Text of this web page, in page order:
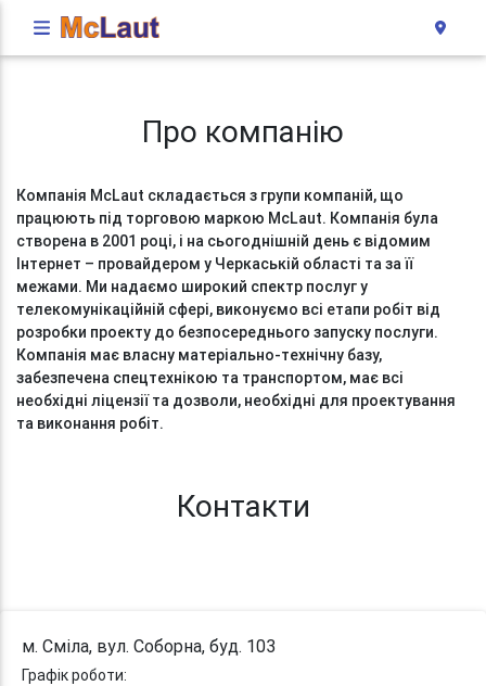
Про компанію
Компанія McLaut складається з групи компаній, що
працюють під торговою маркою McLaut. Компанія була
створена в 2001 році, і на сьогоднішній день є відомим
Інтернет – провайдером у Черкаській області та за її
межами. Ми надаємо широкий спектр послуг у
телекомунікаційній сфері, виконуємо всі етапи робіт від
розробки проекту до безпосереднього запуску послуги.
Компанія має власну матеріально-технічну базу,
забезпечена спецтехнікою та транспортом, має всі
необхідні ліцензії та дозволи, необхідні для проектування
та виконання робіт.
Контакти
м. Сміла, вул. Соборна, буд. 103
Графік роботи: